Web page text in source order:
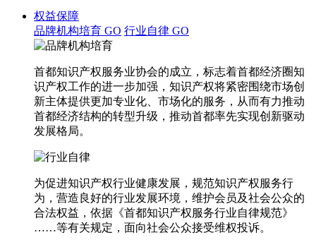
权益保障
品牌机构培育 GO 行业自律 GO
首都知识产权服务业协会的成立，标志着首都经济圈知
识产权工作的进一步加强，知识产权将紧密围绕市场创
新主体提供更加专业化、市场化的服务，从而有力推动
首都经济结构的转型升级，推动首都率先实现创新驱动
发展格局。
为促进知识产权行业健康发展，规范知识产权服务行
为，营造良好的行业发展环境，维护会员及社会公众的
合法权益，依据《首都知识产权服务行业自律规范》
……等有关规定，面向社会公众接受维权投诉。